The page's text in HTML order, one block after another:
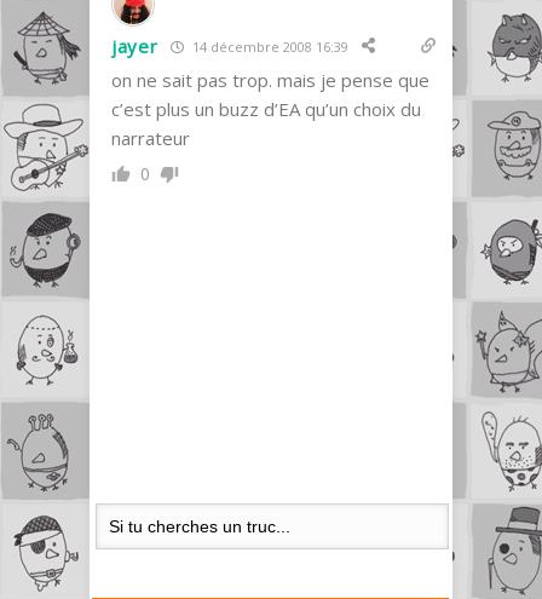
jayer 14 décembre 2008 16:39
on ne sait pas trop. mais je pense que
c’est plus un buzz d’EA qu’un choix du
narrateur
0